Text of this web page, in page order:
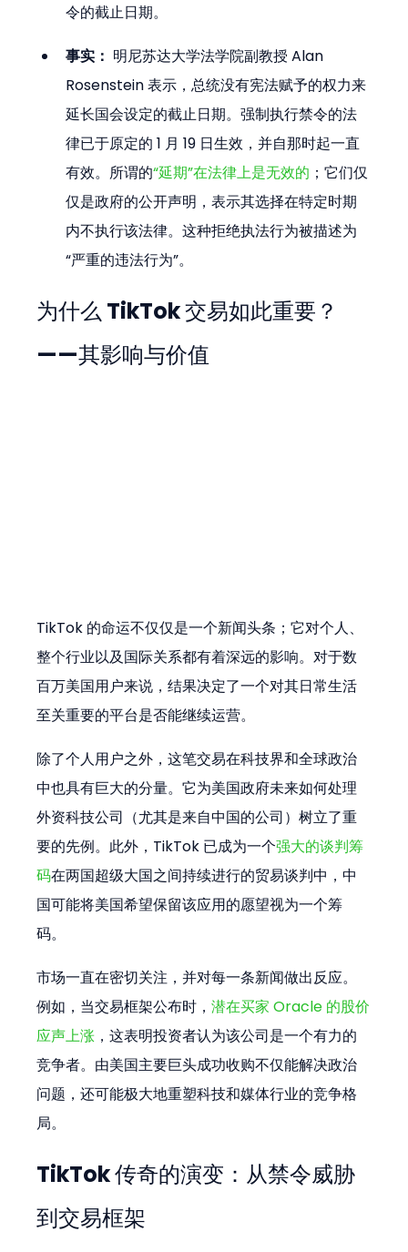
令的截止日期。
事实： 明尼苏达大学法学院副教授 Alan
Rosenstein 表示，总统没有宪法赋予的权力来
延长国会设定的截止日期。强制执行禁令的法
律已于原定的 1 月 19 日生效，并自那时起一直
有效。所谓的“延期”在法律上是无效的 ；它们仅
仅是政府的公开声明，表示其选择在特定时期
内不执行该法律。这种拒绝执法行为被描述为
“严重的违法行为”。
为什么 TikTok 交易如此重要？
——其影响与价值
TikTok 的命运不仅仅是一个新闻头条；它对个人、
整个行业以及国际关系都有着深远的影响。对于数
百万美国用户来说，结果决定了一个对其日常生活
至关重要的平台是否能继续运营。
除了个人用户之外，这笔交易在科技界和全球政治
中也具有巨大的分量。它为美国政府未来如何处理
外资科技公司（尤其是来自中国的公司）树立了重
要的先例。此外，TikTok 已成为一个强大的谈判筹
码在两国超级大国之间持续进行的贸易谈判中，中
国可能将美国希望保留该应用的愿望视为一个筹
码。
市场一直在密切关注，并对每一条新闻做出反应。
例如，当交易框架公布时，潜在买家 Oracle 的股价
应声上涨 ，这表明投资者认为该公司是一个有力的
竞争者。由美国主要巨头成功收购不仅能解决政治
问题，还可能极大地重塑科技和媒体行业的竞争格
局。
TikTok 传奇的演变：从禁令威胁
到交易框架